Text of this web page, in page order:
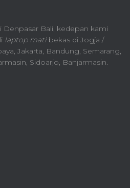
Denpasar Bali, kedepan kami
laptop matibekas di Jogja /
Jakarta, Bandung, Semarang,
Sidoarjo, Banjarmasin.